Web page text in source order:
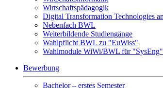
Wirtschaftspädagogik
Digital Transformation Technologies
Nebenfach BWL
Weiterbildende Studiengänge
Wahlpflicht BWL zu "EuWiss"
Wahlmodule WiWi/BWL für "SysEng"
Bewerbung
Bachelor – erstes Semester